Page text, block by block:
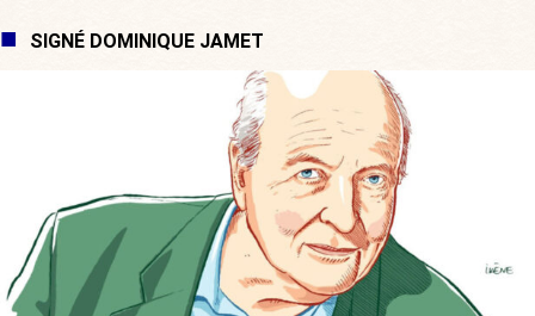
SIGNÉ DOMINIQUE JAMET